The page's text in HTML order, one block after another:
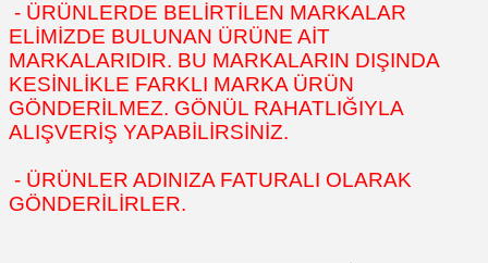
- ÜRÜNLERDE BELİRTİLEN MARKALAR
ELİMİZDE BULUNAN ÜRÜNE AİT
MARKALARIDIR. BU MARKALARIN DIŞINDA
KESİNLİKLE FARKLI MARKA ÜRÜN
GÖNDERİLMEZ. GÖNÜL RAHATLIĞIYLA
ALIŞVERİŞ YAPABİLİRSİNİZ.
- ÜRÜNLER ADINIZA FATURALI OLARAK
GÖNDERİLİRLER.